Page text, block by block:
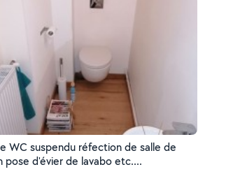
WC suspendu réfection de salle de
pose d'évier de lavabo etc....